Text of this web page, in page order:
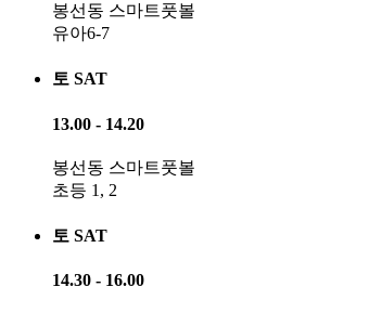
봉선동 스마트풋볼
유아6-7
토 SAT
13.00 - 14.20
봉선동 스마트풋볼
초등 1, 2
토 SAT
14.30 - 16.00